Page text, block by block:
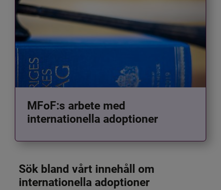
MFoF:s arbete med
internationella adoptioner
Sök bland vårt innehåll om
internationella adoptioner